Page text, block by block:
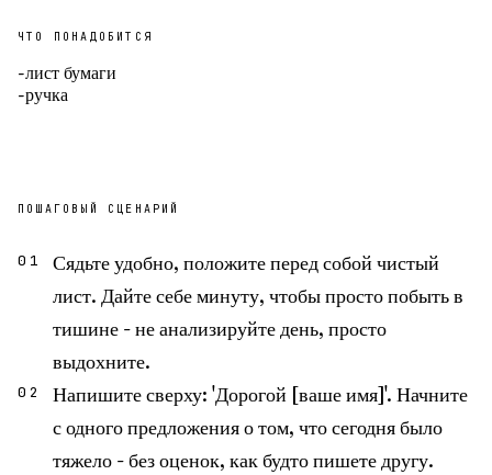
ЧТО ПОНАДОБИТСЯ
-лист бумаги
-ручка
ПОШАГОВЫЙ СЦЕНАРИЙ
01
Сядьте удобно, положите перед собой чистый
лист. Дайте себе минуту, чтобы просто побыть в
тишине - не анализируйте день, просто
выдохните.
02
Напишите сверху: 'Дорогой [ваше имя]'. Начните
с одного предложения о том, что сегодня было
тяжело - без оценок, как будто пишете другу.